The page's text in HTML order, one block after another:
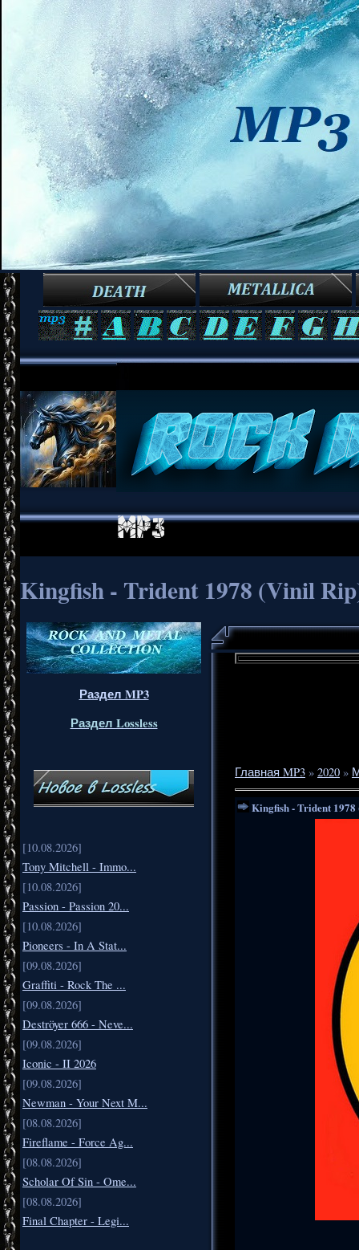
Kingfish - Trident 1978 (Vinil
Раздел MP3
Раздел Lossless
[10.08.2026]
Tony Mitchell - Immo...
[10.08.2026]
Passion - Passion 20...
[10.08.2026]
Pioneers - In A Stat...
[09.08.2026]
Graffiti - Rock The ...
[09.08.2026]
Deströyer 666 - Neve...
[09.08.2026]
Iconic - II 2026
[09.08.2026]
Newman - Your Next M...
[08.08.2026]
Fireflame - Force Ag...
[08.08.2026]
Scholar Of Sin - Ome...
[08.08.2026]
Final Chapter - Legi...
Главная MP3 » 2020 »
Kingfish - Trident